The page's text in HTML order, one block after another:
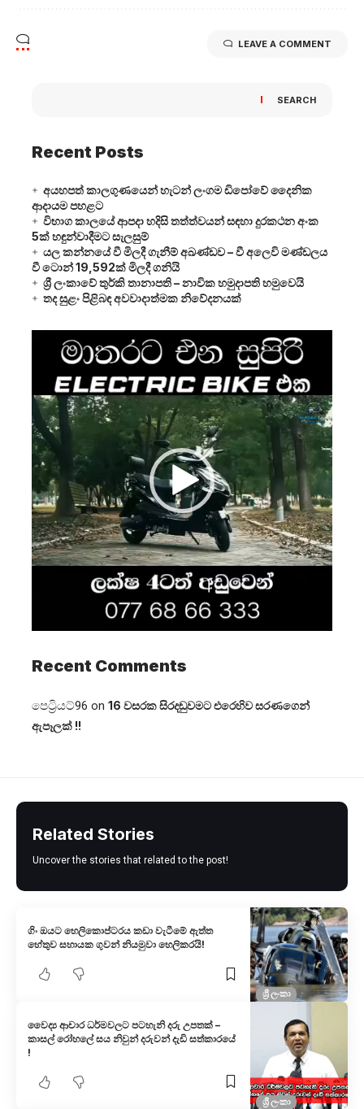
LEAVE A COMMENT
SEARCH
Recent Posts
අයහපත් කාලගුණයෙන් හැටන් ලංගම ඩිපෝවේ දෛනික
ආදායම පහළට
විභාග කාලයේ ආපදා හදිසි තත්ත්වයන් සඳහා දුරකථන අංක
5ක් හඳුන්වාදීමට සැලසුම්
යල කන්නයේ වී මිලදී ගැනීම් අඛණ්ඩව – වී අලෙවි මණ්ඩලය
වී ටොන් 19,592ක් මිලදී ගනියි
ශ්‍රී ලංකාවේ තුර්කි තානාපති – නාවික හමුදාපති හමුවෙයි
තද සුළං පිළිබඳ අවවාදාත්මක නිවේදනයක්
Player
Recent Comments
පෙට්‍රියට්96 on 16 වසරක සිරදඬුවමට එරෙහිව සරණගෙන්
ඇපෑලක් !!
Related Stories
Uncover the stories that related to the post!
ශ්‍රී ලංකා
ගිං ඔයට හෙලිකොප්ටරය කඩා වැටීමේ ඇත්ත
හේතුව සහායක ගුවන් නියමුවා හෙලිකරයි!
ශ්‍රී ලංකා
වෛද්‍ය ආචාර ධර්මවලට පටහැනි දරු උපතක් –
කාසල් රෝහලේ සය නිවුන් දරුවන් දැඩි සත්කාරයේ
!